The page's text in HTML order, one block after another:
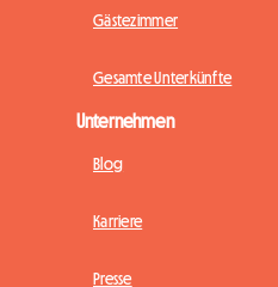
Gästezimmer
Gesamte Unterkünfte
Unternehmen
Blog
Karriere
Presse